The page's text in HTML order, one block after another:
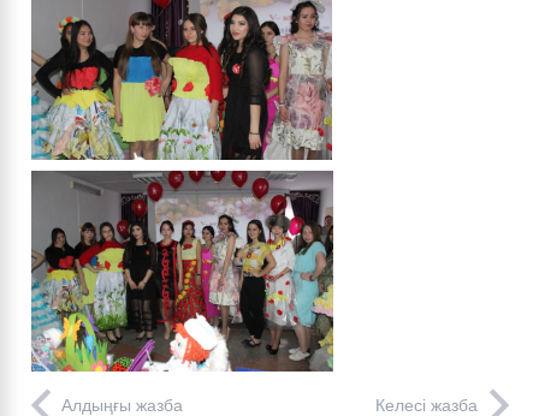
Алдыңғы жазба Келесі жазба